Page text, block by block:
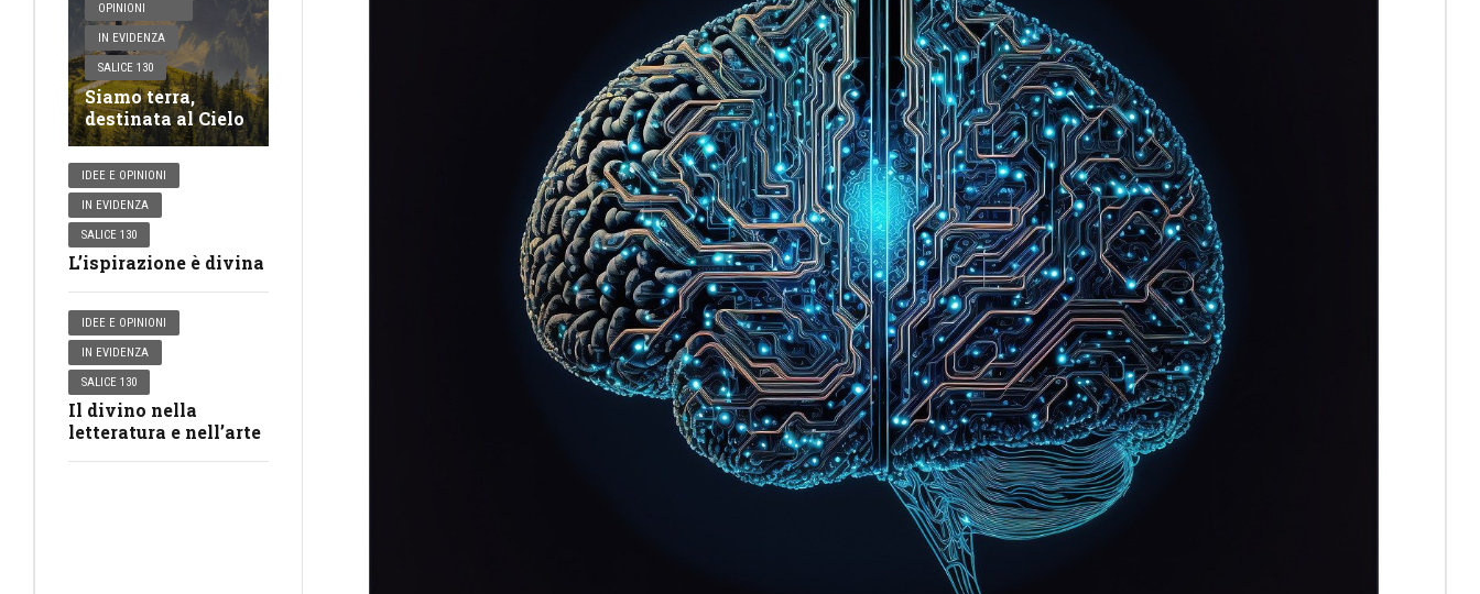
OPINIONI
IN EVIDENZA
SALICE 130
Siamo terra,
destinata al Cielo
IDEE E OPINIONI
IN EVIDENZA
SALICE 130
L’ispirazione è divina
IDEE E OPINIONI
IN EVIDENZA
SALICE 130
Il divino nella
letteratura e nell’arte